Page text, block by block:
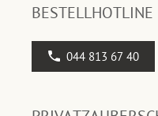
BESTELLHOTLINE
044 813 67 40